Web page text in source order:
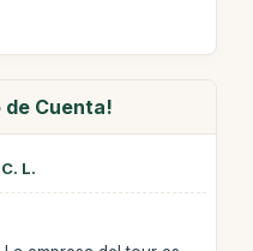
de Cuenta!
L.